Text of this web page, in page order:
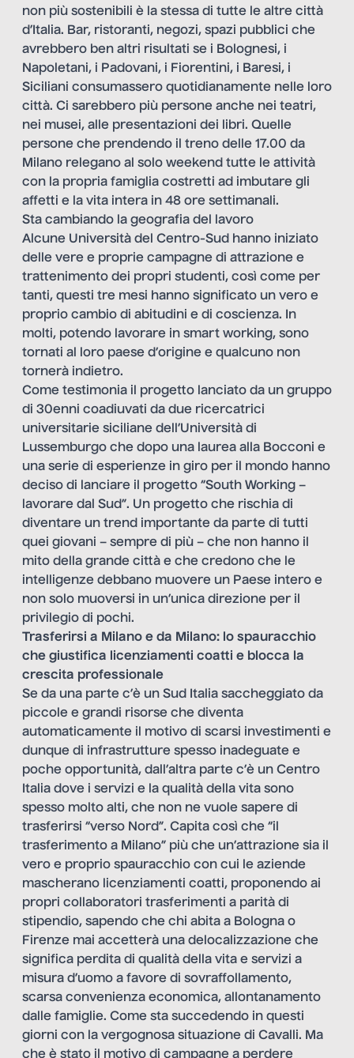
non più sostenibili è la stessa di tutte le altre città
d’Italia. Bar, ristoranti, negozi, spazi pubblici che
avrebbero ben altri risultati se i Bolognesi, i
Napoletani, i Padovani, i Fiorentini, i Baresi, i
Siciliani consumassero quotidianamente nelle loro
città. Ci sarebbero più persone anche nei teatri,
nei musei, alle presentazioni dei libri. Quelle
persone che prendendo il treno delle 17.00 da
Milano relegano al solo weekend tutte le attività
con la propria famiglia costretti ad imbutare gli
affetti e la vita intera in 48 ore settimanali.
Sta cambiando la geografia del lavoro
Alcune Università del Centro-Sud hanno iniziato
delle vere e proprie campagne di attrazione e
trattenimento dei propri studenti, così come per
tanti, questi tre mesi hanno significato un vero e
proprio cambio di abitudini e di coscienza. In
molti, potendo lavorare in smart working, sono
tornati al loro paese d’origine e qualcuno non
tornerà indietro.
Come testimonia il progetto lanciato da un gruppo
di 30enni coadiuvati da due ricercatrici
universitarie siciliane dell’Università di
Lussemburgo che dopo una laurea alla Bocconi e
una serie di esperienze in giro per il mondo hanno
deciso di lanciare il progetto “South Working –
lavorare dal Sud”. Un progetto che rischia di
diventare un trend importante da parte di tutti
quei giovani – sempre di più – che non hanno il
mito della grande città e che credono che le
intelligenze debbano muovere un Paese intero e
non solo muoversi in un’unica direzione per il
privilegio di pochi.
Trasferirsi a Milano e da Milano: lo spauracchio
che giustifica licenziamenti coatti e blocca la
crescita professionale
Se da una parte c’è un Sud Italia saccheggiato da
piccole e grandi risorse che diventa
automaticamente il motivo di scarsi investimenti e
dunque di infrastrutture spesso inadeguate e
poche opportunità, dall’altra parte c’è un Centro
Italia dove i servizi e la qualità della vita sono
spesso molto alti, che non ne vuole sapere di
trasferirsi “verso Nord”. Capita così che “il
trasferimento a Milano” più che un’attrazione sia il
vero e proprio spauracchio con cui le aziende
mascherano licenziamenti coatti, proponendo ai
propri collaboratori trasferimenti a parità di
stipendio, sapendo che chi abita a Bologna o
Firenze mai accetterà una delocalizzazione che
significa perdita di qualità della vita e servizi a
misura d’uomo a favore di sovraffollamento,
scarsa convenienza economica, allontanamento
dalle famiglie. Come sta succedendo in questi
giorni con la vergognosa situazione di Cavalli. Ma
che è stato il motivo di campagne a perdere